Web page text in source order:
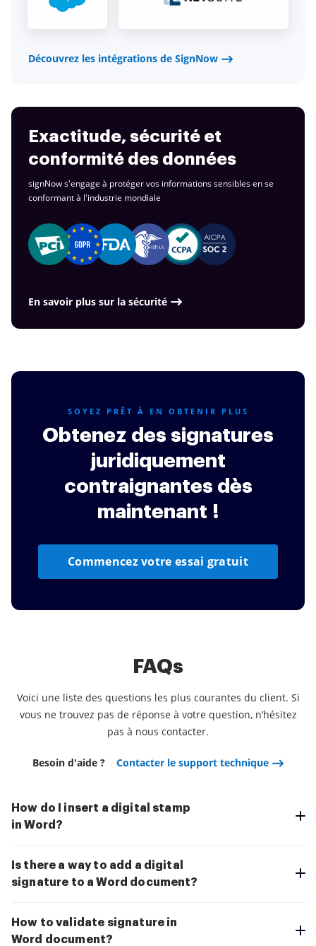
Découvrez les intégrations de SignNow
Exactitude, sécurité et
conformité des données
signNow s'engage à protéger vos informations sensibles en se
conformant à l'industrie mondiale
En savoir plus sur la sécurité
SOYEZ PRÊT À EN OBTENIR PLUS
Obtenez des signatures
juridiquement
contraignantes dès
maintenant !
Commencez votre essai gratuit
FAQs
Voici une liste des questions les plus courantes du client. Si
vous ne trouvez pas de réponse à votre question, n’hésitez
pas à nous contacter.
Besoin d'aide ? Contacter le support technique
How do I insert a digital stamp
in Word?
Is there a way to add a digital
signature to a Word document?
How to validate signature in
Word document?